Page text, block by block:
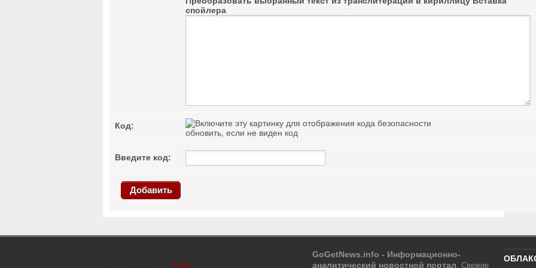
спойлера
Код:
обновить, если не виден код
Введите код:
Добавить
GoGetNews.info - Информационно-
аналитический новостной портал. Свежие